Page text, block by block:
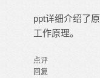
ppt详细介绍了
工作原理。
点评
回复